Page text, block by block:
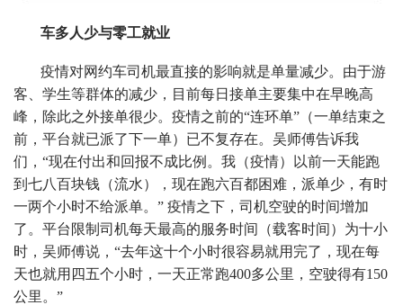
车多人少与零工就业
疫情对网约车司机最直接的影响就是单量减少。由于游
客、学生等群体的减少，目前每日接单主要集中在早晚高
峰，除此之外接单很少。疫情之前的“连环单”（一单结束之
前，平台就已派了下一单）已不复存在。吴师傅告诉我
们，“现在付出和回报不成比例。我（疫情）以前一天能跑
到七八百块钱（流水），现在跑六百都困难，派单少，有时
一两个小时不给派单。” 疫情之下，司机空驶的时间增加
了。平台限制司机每天最高的服务时间（载客时间）为十小
时，吴师傅说，“去年这十个小时很容易就用完了，现在每
天也就用四五个小时，一天正常跑400多公里，空驶得有150
公里。”